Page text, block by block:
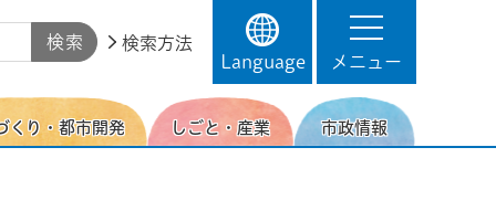
検索方法
Language
メニュー
くり・都市開発 しごと・産業 市政情報